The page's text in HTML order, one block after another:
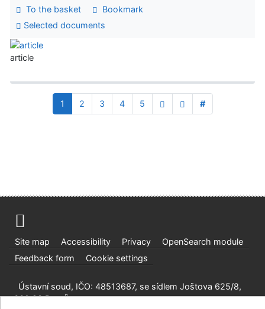
To the basket
Bookmark
Selected documents
article
1 2 3 4 5 #
Site map Accessibility Privacy
OpenSearch module
Feedback form
Cookie settings
Ústavní soud, IČO: 48513687, se sídlem Joštova 625/8,
660 83 Brno